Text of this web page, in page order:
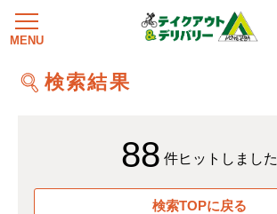
検索結果
88 件ヒットしました
検索TOPに戻る